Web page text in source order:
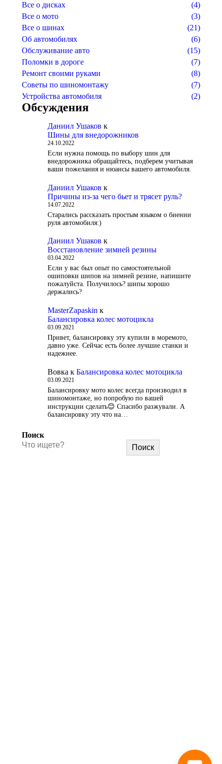
Все о дисках
(4)
Все о мото
(3)
Все о шинах
(21)
Об автомобилях
(6)
Обслуживание авто
(15)
Поломки в дороге
(7)
Ремонт своими руками
(8)
Советы по шиномонтажу
(7)
Устройства автомобиля
(2)
Обсуждения
Даниил Ушаков к
Шины для внедорожников
24.10.2022
Если нужна помощь по выбору шин для
внедорожника обращайтесь, подберем учитывая
ваши пожелания и нюансы вашего автомобиля.
Даниил Ушаков к
Причины из-за чего бьет и трясет руль?
14.07.2022
Старались рассказать простым языком о биении
руля автомобиля:)
Даниил Ушаков к
Восстановление зимней резины
03.04.2022
Если у вас был опыт по самостоятельной
ошиповки шипов на зимней резине, напишите
пожалуйста. Получилось? шипы хорошо
держались?
MasterZapaskin к
Балансировка колес мотоцикла
03.09.2021
Привет, балансировку эту купили в моремото,
давно уже. Сейчас есть более лучшие станки и
надежнее.
Вовка к Балансировка колес мотоцикла
03.09.2021
Балансировку мото колес всегда производил в
шиномонтаже, но попробую по вашей
инструкции сделать😊 Спасибо разжували. А
балансировку эту что на…
Поиск
Поиск